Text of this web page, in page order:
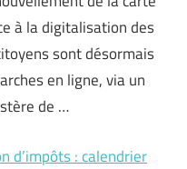
à la digitalisation des
sont désormais
en ligne, via un
de …
d’impôts : calendrier